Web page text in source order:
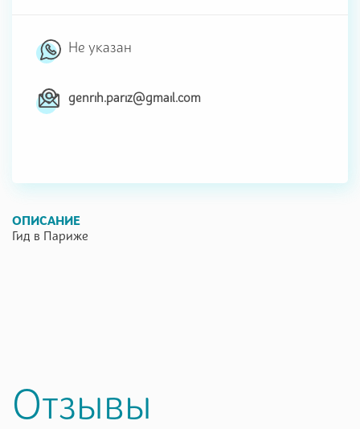
Не указан
genrih.pariz@gmail.com
ОПИСАНИЕ
Гид в Париже
Отзывы